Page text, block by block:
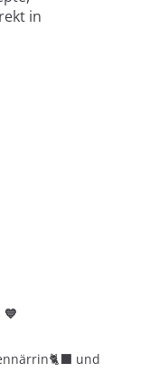
in
und